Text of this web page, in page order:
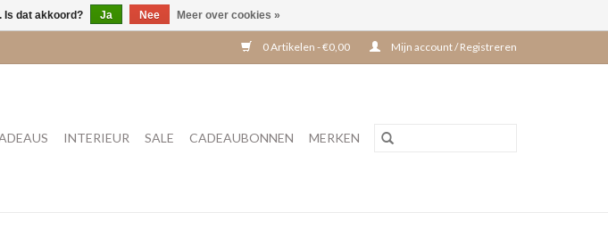
0 Artikelen - €0,00 Mijn account / Registreren
INTERIEUR SALE CADEAUBONNEN MERKEN
Is dat akkoord? Ja Nee Meer over cookies »